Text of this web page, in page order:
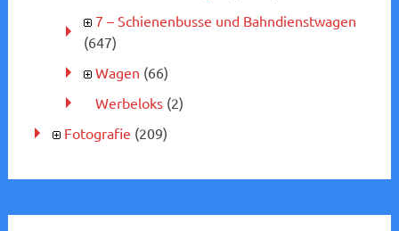
7 – Schienenbusse und Bahndienstwagen
(647)
Wagen (66)
Werbeloks(2)
Fotografie (209)